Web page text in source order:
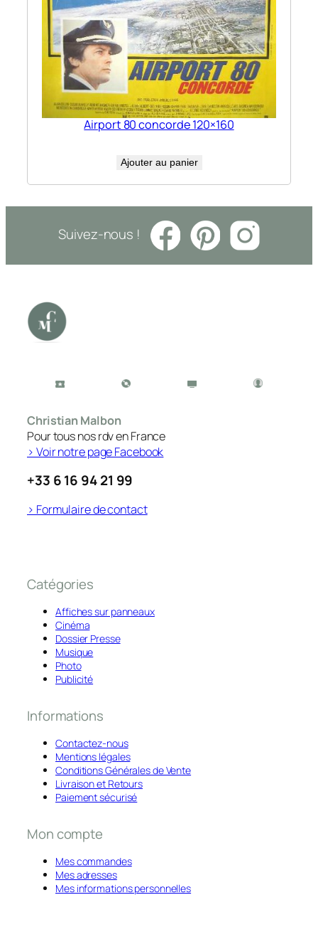
Airport 80 concorde 120×160
Ajouter au panier
Suivez-nous !
Christian Malbon
Pour tous nos rdv en France
> Voir notre page Facebook
+33 6 16 94 21 99
> Formulaire de contact
Catégories
Affiches sur panneaux
Cinéma
Dossier Presse
Musique
Photo
Publicité
Informations
Contactez-nous
Mentions légales
Conditions Générales de Vente
Livraison et Retours
Paiement sécurisé
Mon compte
Mes commandes
Mes adresses
Mes informations personnelles